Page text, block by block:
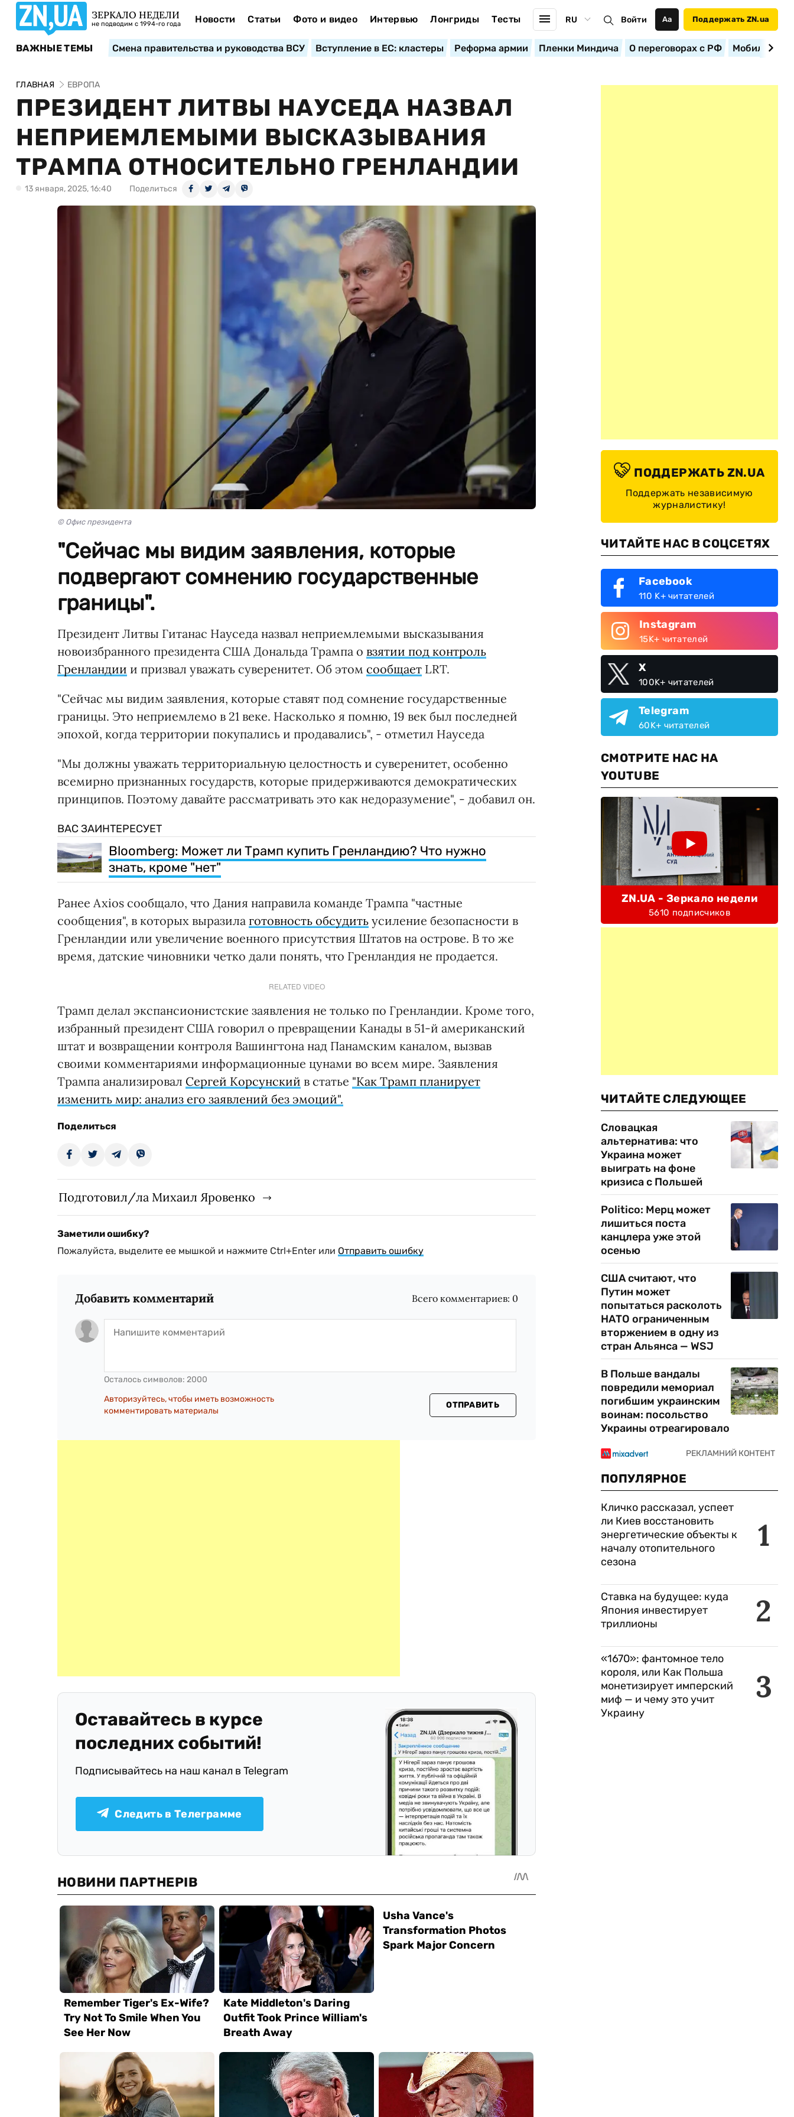
ЗЕРКАЛО НЕДЕЛИ
не подводим с 1994-го года Новости Статьи Фото и видео Интервью Лонгриды Тесты RU Войти Аа Поддержать ZN.ua
ВАЖНЫЕ ТЕМЫ Смена правительства и руководства ВСУ Вступление в ЕС: кластеры Реформа армии Пленки Миндича О переговорах с РФ
ГЛАВНАЯ ЕВРОПА
ПРЕЗИДЕНТ ЛИТВЫ НАУСЕДА НАЗВАЛ
НЕПРИЕМЛЕМЫМИ ВЫСКАЗЫВАНИЯ
ТРАМПА ОТНОСИТЕЛЬНО ГРЕНЛАНДИИ
13 января, 2025, 16:40 Поделиться
© Офис президента
"Сейчас мы видим заявления, которые
подвергают сомнению государственные
границы".
Президент Литвы Гитанас Науседа назвал неприемлемыми высказывания
новоизбранного президента США Дональда Трампа о взятии под контроль
Гренландии и призвал уважать суверенитет. Об этом сообщает LRT.
"Сейчас мы видим заявления, которые ставят под сомнение государственные
границы. Это неприемлемо в 21 веке. Насколько я помню, 19 век был последней
эпохой, когда территории покупались и продавались", - отметил Науседа
"Мы должны уважать территориальную целостность и суверенитет, особенно
всемирно признанных государств, которые придерживаются демократических
принципов. Поэтому давайте рассматривать это как недоразумение", - добавил он.
ВАС ЗАИНТЕРЕСУЕТ
Bloomberg: Может ли Трамп купить Гренландию? Что нужно
знать, кроме "нет"
Ранее Axios сообщало, что Дания направила команде Трампа "частные
сообщения", в которых выразила готовность обсудить усиление безопасности в
Гренландии или увеличение военного присутствия Штатов на острове. В то же
время, датские чиновники четко дали понять, что Гренландия не продается.
RELATED VIDEO
Трамп делал экспансионистские заявления не только по Гренландии. Кроме того,
избранный президент США говорил о превращении Канады в 51-й американский
штат и возвращении контроля Вашингтона над Панамским каналом, вызвав
своими комментариями информационные цунами во всем мире. Заявления
Трампа анализировал Сергей Корсунский в статье "Как Трамп планирует
изменить мир: анализ его заявлений без эмоций".
Поделиться
Подготовил/ла Михаил Яровенко
Заметили ошибку?
Пожалуйста, выделите ее мышкой и нажмите Ctrl+Enter или Отправить ошибку
Добавить комментарий Всего комментариев: 0
Осталось символов: 2000
Авторизуйтесь, чтобы иметь возможность
комментировать материалы
ОТПРАВИТЬ
Оставайтесь в курсе
последних событий!
Подписывайтесь на наш канал в Telegram
Следить в Телеграмме
ПОДДЕРЖАТЬ ZN.UA
Поддержать независимую
журналистику!
ЧИТАЙТЕ НАС В СОЦСЕТЯХ
Facebook
110 K+ читателей
Instagram
15K+ читателей
X
100K+ читателей
Telegram
60K+ читателей
СМОТРИТЕ НАС НА
YOUTUBE
ZN.UA - Зеркало недели
5610 подписчиков
ЧИТАЙТЕ СЛЕДУЮЩЕЕ
Словацкая
альтернатива: что
Украина может
выиграть на фоне
кризиса с Польшей
Politico: Мерц может
лишиться поста
канцлера уже этой
осенью
США считают, что
Путин может
попытаться расколоть
НАТО ограниченным
вторжением в одну из
стран Альянса — WSJ
В Польше вандалы
повредили мемориал
погибшим украинским
воинам: посольство
Украины отреагировало
ПОПУЛЯРНОЕ
1
Кличко рассказал, успеет
ли Киев восстановить
энергетические объекты к
началу отопительного
сезона
2
Ставка на будущее: куда
Япония инвестирует
триллионы
3
«1670»: фантомное тело
короля, или Как Польша
монетизирует имперский
миф — и чему это учит
Украину